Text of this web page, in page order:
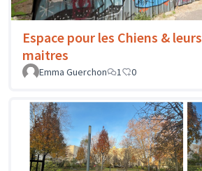
Espace pour les Chiens & leurs
maitres
Emma Guerchon
1 0